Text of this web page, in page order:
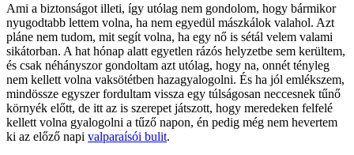
Ami a biztonságot illeti, így utólag nem gondolom, hogy bármikor
nyugodtabb lettem volna, ha nem egyedül mászkálok valahol. Azt
pláne nem tudom, mit segít volna, ha egy nő is sétál velem valami
sikátorban. A hat hónap alatt egyetlen rázós helyzetbe sem kerültem,
és csak néhányszor gondoltam azt utólag, hogy na, onnét tényleg
nem kellett volna vaksötétben hazagyalogolni. És ha jól emlékszem,
mindössze egyszer fordultam vissza egy túlságosan neccesnek tűnő
környék előtt, de itt az is szerepet játszott, hogy meredeken felfelé
kellett volna gyalogolni a tűző napon, én pedig még nem hevertem
ki az előző napi valparaísói bulit.